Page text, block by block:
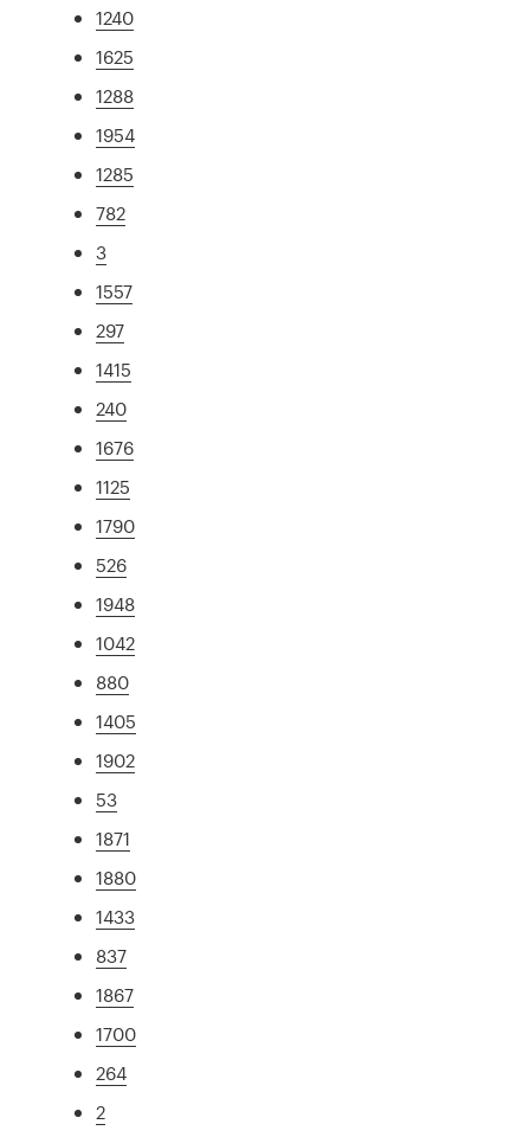
1240
1625
1288
1954
1285
782
3
1557
297
1415
240
1676
1125
1790
526
1948
1042
880
1405
1902
53
1871
1880
1433
837
1867
1700
264
2